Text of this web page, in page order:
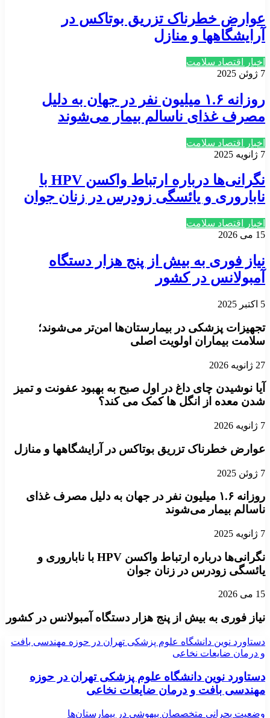
عوارض خطرناک تزریق بوتاکس در
آرایشگاهها و منازل
اخبار اقتصاد سلامت
7 ژوئن 2025
روزانه ۱.۶ میلیون نفر در جهان به دلیل
مصرف غذای ناسالم بیمار می‌شوند
اخبار اقتصاد سلامت
7 ژانویه 2025
نگرانی‌ها درباره ارتباط واکسن HPV با
ناباروری و یائسگی زودرس در زنان جوان
اخبار اقتصاد سلامت
15 می 2026
نیاز فوری به بیش از پنج هزار دستگاه
آمبولانس در کشور
5 اکتبر 2025
تجهیزات پزشکی در بیمارستان‌ها امن‌تر می‌شوند؛
سلامت بیماران اولویت اصلی
27 ژانویه 2026
آیا نوشیدن چای داغ در اول صبح به بهبود عفونت و تمیز
شدن معده از انگل ها کمک می کند؟
7 ژانویه 2026
عوارض خطرناک تزریق بوتاکس در آرایشگاهها و منازل
7 ژوئن 2025
روزانه ۱.۶ میلیون نفر در جهان به دلیل مصرف غذای
ناسالم بیمار می‌شوند
7 ژانویه 2025
نگرانی‌ها درباره ارتباط واکسن HPV با ناباروری و
یائسگی زودرس در زنان جوان
15 می 2026
نیاز فوری به بیش از پنج هزار دستگاه آمبولانس در کشور
دستاورد نوین دانشگاه علوم پزشکی تهران در حوزه مهندسی بافت
و درمان ضایعات نخاعی
دستاورد نوین دانشگاه علوم پزشکی تهران در حوزه
مهندسی بافت و درمان ضایعات نخاعی
وضعیت بحرانیِ متخصصان بیهوشی در بیمارستان‌ها